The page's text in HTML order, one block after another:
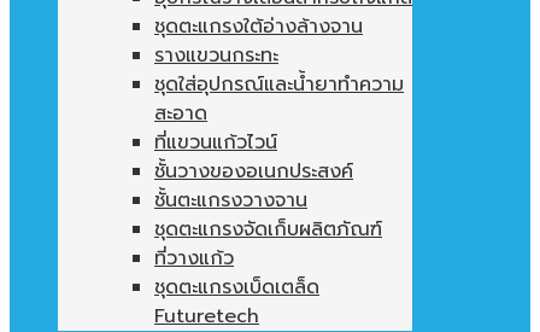
ชุดตะแกรงใต้อ่างล้างจาน
รางแขวนกระทะ
ชุดใส่อุปกรณ์และน้ำยาทำความ
สะอาด
ที่แขวนแก้วไวน์
ชั้นวางของอเนกประสงค์
ชั้นตะแกรงวางจาน
ชุดตะแกรงจัดเก็บผลิตภัณฑ์
ที่วางแก้ว
ชุดตะแกรงเบ็ดเตล็ด
Futuretech